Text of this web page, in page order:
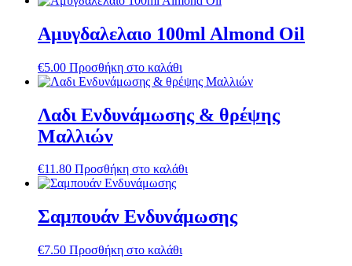
Αμυγδαλελαιο 100ml Almond Oil
€5.00 Προσθήκη στο καλάθι
Λαδι Ενδυνάμωσης & θρέψης
Μαλλιών
€11.80 Προσθήκη στο καλάθι
Σαμπουάν Ενδυνάμωσης
€7.50 Προσθήκη στο καλάθι